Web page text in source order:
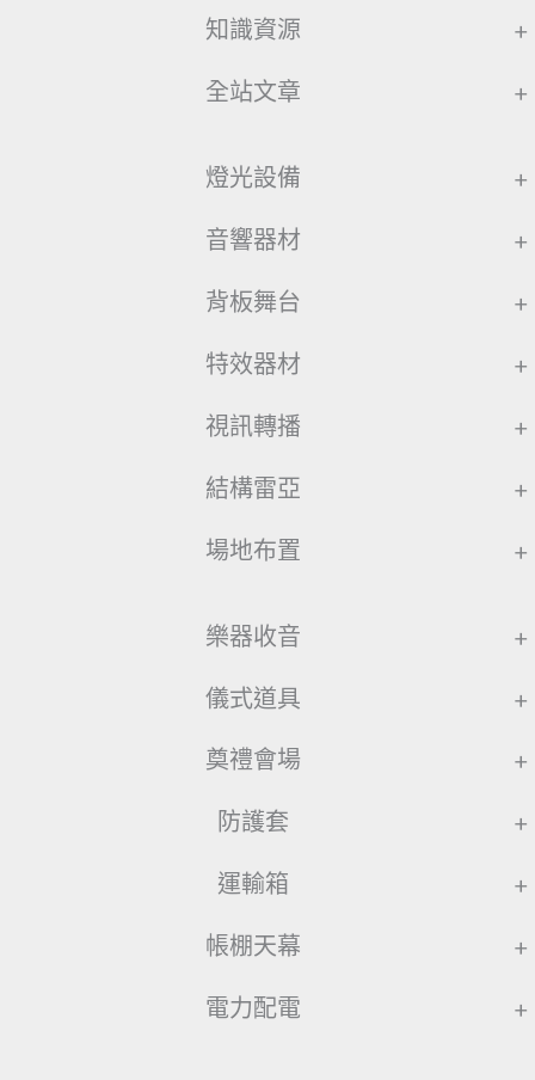
知識資源 +
全站文章 +
燈光設備 +
音響器材 +
背板舞台 +
特效器材 +
視訊轉播 +
結構雷亞 +
場地布置 +
樂器收音 +
儀式道具 +
奠禮會場 +
防護套 +
運輸箱 +
帳棚天幕 +
電力配電 +